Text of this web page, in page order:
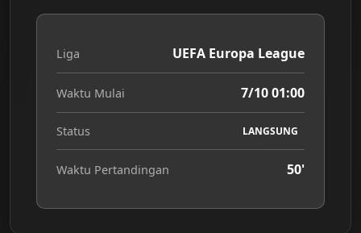
Liga UEFA Europa League
Waktu Mulai 7/10 01:00
Status LANGSUNG
Waktu Pertandingan 50'